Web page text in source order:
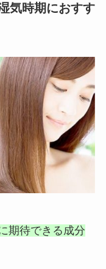
気時期におすす
期待できる成分